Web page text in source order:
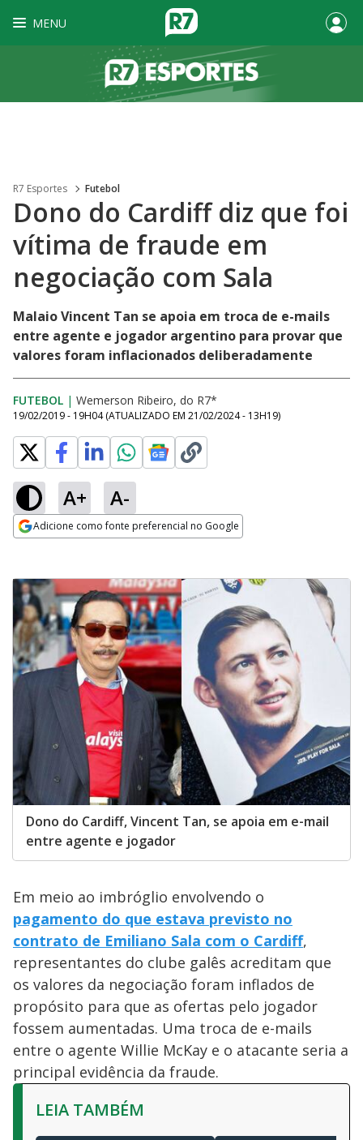
MENU
R7 Esportes Futebol
Dono do Cardiff diz que foi
vítima de fraude em
negociação com Sala
Malaio Vincent Tan se apoia em troca de e-mails
entre agente e jogador argentino para provar que
valores foram inflacionados deliberadamente
FUTEBOL | Wemerson Ribeiro, do R7*
19/02/2019 - 19H04 (ATUALIZADO EM 21/02/2024 - 13H19)
A+ A-
Adicione como fonte preferencial no Google
Dono do Cardiff, Vincent Tan, se apoia em e-mail
entre agente e jogador
Em meio ao imbróglio envolvendo o
pagamento do que estava previsto no
contrato de Emiliano Sala com o Cardiff,
representantes do clube galês acreditam que
os valores da negociação foram inflados de
propósito para que as ofertas pelo jogador
fossem aumentadas. Uma troca de e-mails
entre o agente Willie McKay e o atacante seria a
principal evidência da fraude.
LEIA TAMBÉM